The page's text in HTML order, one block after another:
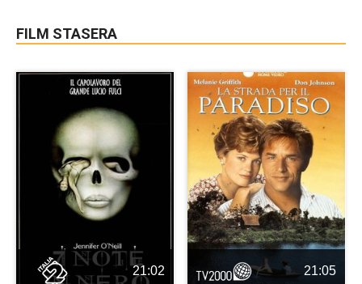
FILM STASERA
21:02 21:05